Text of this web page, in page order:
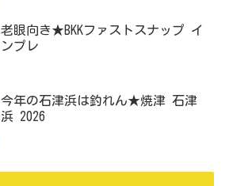
老眼向き★BKKファストスナップ イ
ンプレ
今年の石津浜は釣れん★焼津 石津
浜 2026